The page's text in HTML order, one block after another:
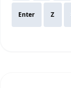
Enter Z